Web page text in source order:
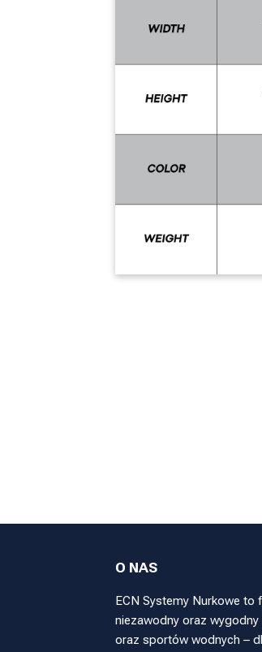
O NAS
ECN Systemy Nurkowe
niezawodny oraz
oraz sportów wodnych –